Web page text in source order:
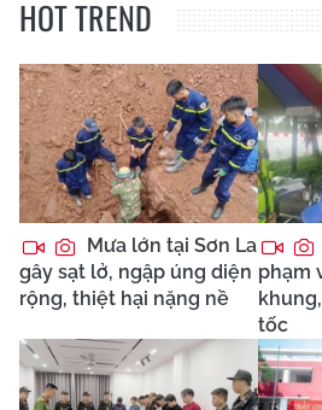
HOT TREND
Mưa lớn tại Sơn La
gây sạt lở, ngập úng diện
rộng, thiệt hại nặng nề
phạm
tốc